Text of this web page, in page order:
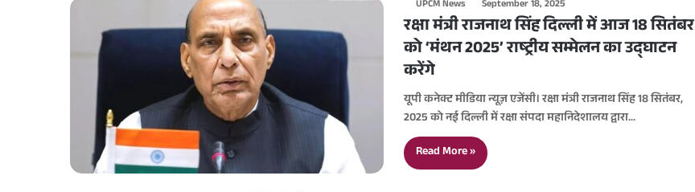
UPCM News September 18, 2025
रक्षा मंत्री राजनाथ सिंह दिल्ली में आज 18 सितंबर
को ‘मंथन 2025’ राष्ट्रीय सम्मेलन का उद्घाटन
करेंगे
यूपी कनेक्ट मीडिया न्यूज़ एजेंसी। रक्षा मंत्री राजनाथ सिंह 18 सितंबर,
2025 को नई दिल्ली में रक्षा संपदा महानिदेशालय द्वारा…
Read More »